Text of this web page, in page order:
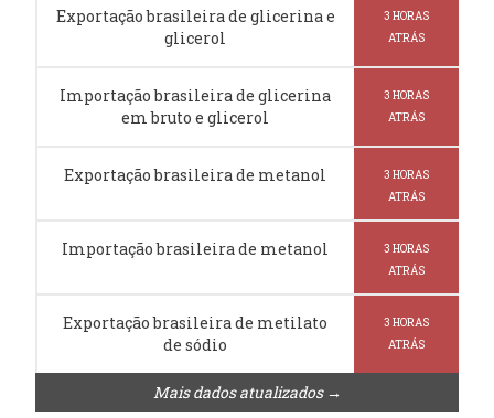
Exportação brasileira de glicerina e
glicerol
3 HORAS
ATRÁS
Importação brasileira de glicerina
em bruto e glicerol
3 HORAS
ATRÁS
Exportação brasileira de metanol
3 HORAS
ATRÁS
Importação brasileira de metanol
3 HORAS
ATRÁS
Exportação brasileira de metilato
de sódio
3 HORAS
ATRÁS
Mais dados atualizados →